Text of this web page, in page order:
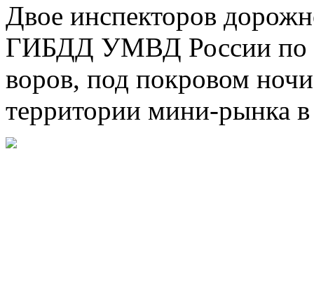
Двое инспекторов
ГИБДД УМВД России по
воров, под покровом
территории мини-рынка